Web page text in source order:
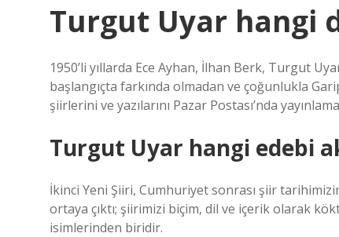
Turgut Uyar hangi
1950’li yıllarda Ece Ayhan, İlhan Berk, Turgut
başlangıçta farkında olmadan ve çoğunlukla
şiirlerini ve yazılarını Pazar Postası’nda
Turgut Uyar hangi edebi
İkinci Yeni Şiiri, Cumhuriyet sonrası şiir
ortaya çıktı; şiirimizi biçim, dil ve içerik olarak
isimlerinden biridir.